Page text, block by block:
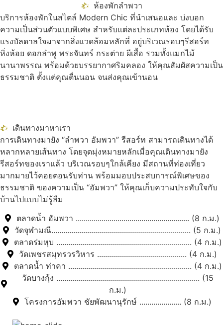
ห้องพักลำพวา
บริการห้องพักในสไตล์ Modern Chic ที่นำเสนอและ บ่งบอก
ความเป็นส่วนตัวแบบพิเศษ สำหรับแต่ละประเภทห้อง โดยได้รับ
แรงบัลดาลใจมาจากสิ่งแวดล้อมหลักที่ อยู่บริเวณรอบๆรีสอร์ท
หิ่งห้อย ดอกลำพู พระจันทร์ กระต่าย ผีเสื้อ รวมทั้งแมกไม้
นานาพรรณ พร้อมด้วยบรรยากาศริมคลอง ให้คุณสัมผัสความเป็น
ธรรมชาติ ตั้งแต่คุณตื่นนอน จนส่งคุณเข้านอน
เดินทางมาหาเรา
การเดินทางมายัง “ลำพวา อัมพวา” รีสอร์ท สามารถเดินทางได้
หลากหลายเส้นทาง โดยจุดมุ่งหมายหลักเมื่อคุณเดินทางมายัง
รีสอร์ทของเราแล้ว บริเวณรอบๆใกล้เคียง มีสถานที่ท่องเที่ยว
มากมายไว้คอยตอนรับท่าน พร้อมมอบประสบการณ์พิเศษของ
ธรรมชาติ ของความเป็น “อัมพวา” ให้คุณเก็บความประทับใจกับ
บ้านไปแบบไม่รู้ลืม
ตลาดน้ำ อัมพวา ......................................................... (8 ก.ม.)
วัดจุฬามณี...................................................................... (5 ก.ม.)
ตลาดร่มหุบ .................................................................... (4 ก.ม.)
วัดเพชรสมุทรวรวิหาร ............................................. (4 ก.ม.)
ตลาดน้ำ ท่าคา .............................................................. (4 ก.ม.)
วัดบางกุ้ง ........................................................................ (15
ก.ม.)
โครงการอัมพวา ชัยพัฒนานุรักษ์ ..................... (8 ก.ม.)